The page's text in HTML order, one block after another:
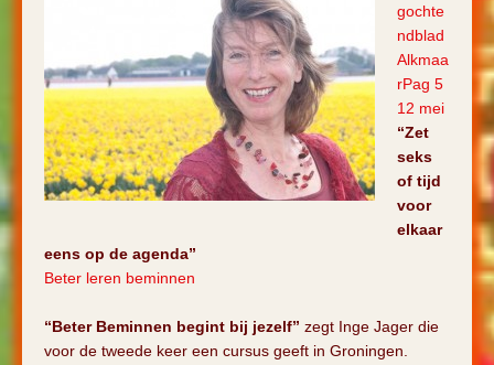
gochte
ndblad
Alkmaa
rPag 5
12 mei
“Zet
seks
of tijd
voor
elkaar
eens op de agenda”
Beter leren beminnen
“Beter Beminnen begint bij jezelf” zegt Inge Jager die
voor de tweede keer een cursus geeft in Groningen.